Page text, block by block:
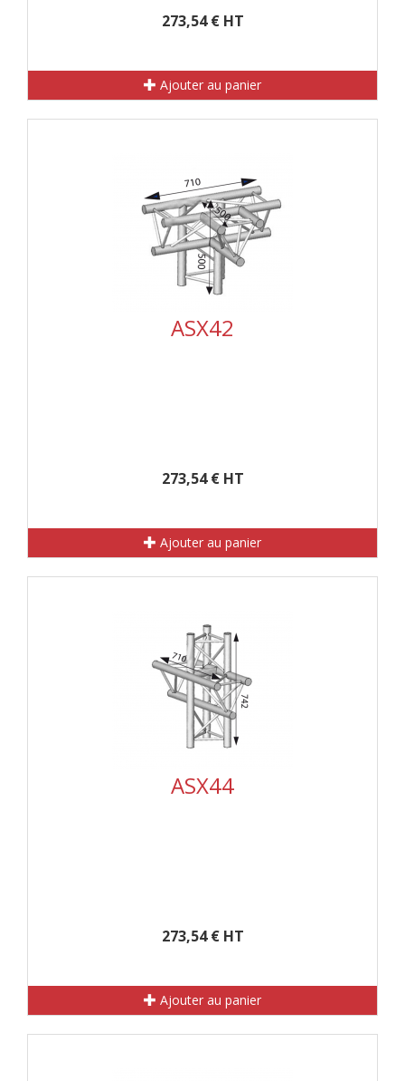
273,54 € HT
Ajouter au panier
ASX42
273,54 € HT
Ajouter au panier
ASX44
273,54 € HT
Ajouter au panier